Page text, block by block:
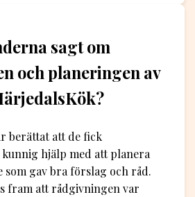
sagt om
och planeringen av
berättat att de fick
hjälp med att planera
som gav bra förslag och råd.
fram att rådgivningen var